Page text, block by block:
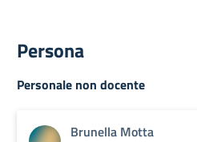
Persona
Personale non docente
Brunella Motta